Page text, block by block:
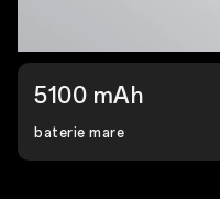
5100 mAh
baterie mare